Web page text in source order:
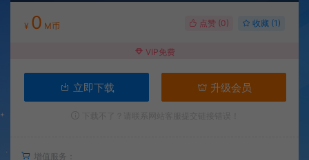
¥ 0 M币 点赞 (0) 收藏 (1)
VIP免费
立即下载 升级会员
增值服务：